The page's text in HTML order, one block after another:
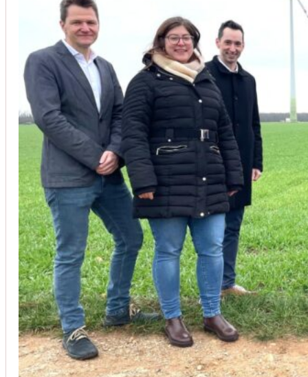
Unsere Kunden vertrauen auf unsere langjährige Erfahrung und
Christoph Windisch
aus unseren Google-Bewertungen
Vom Anbot bis zur Fertigstellung alles rasch und
(Umbau) wurde besprochen und problemlos gelöst.
Johanna Koe
aus unseren Google-Bewertungen
Sehr freundlich! Hat alles super geklappt!